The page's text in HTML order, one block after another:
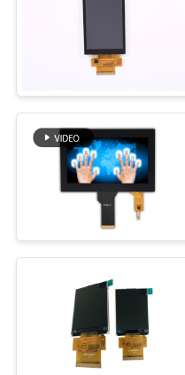
ЭКСКУРСИЯ
ПО
ЗАВОДУ
КОНТРОЛЬ
КАЧЕСТВА
СВЯЖИТЕСЬ